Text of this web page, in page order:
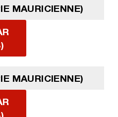
MAURICIENNE)
MAURICIENNE)